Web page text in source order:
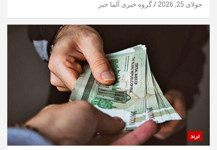
جولای 25, 2026 گروه خبری آلما خبر
ترند